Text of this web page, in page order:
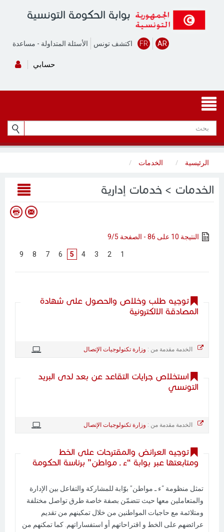
بوابة الحكومة التونسية
الأسئلة المتداولة - مساعدة اكتشف تونس FR AR
حسابي
الرئيسية الخدمات
الخدمات > خدمات إدارية
النتيجة 10 على 86 - الصفحة 9/5
1
2
3
4
5
6
7
8
9
توجيه طلب وخلاص والحصول على شهادة
المصادقة الالكترونية
الخدمة مقدمة من : وزارة تكنولوجيات الإتصال
استخلاص جرايات التقاعد عن بعد لدى البريد
التونسي
الخدمة مقدمة من : وزارة تكنولوجيات الإتصال
توجيه العرائض والمقترحات على الخط
ومتابعتها عبر بوابة “ء ـ مواطن” برئاسة الحكومة
تمثل منظومة “ء ـ مواطن” بوّابة للمشاركة والتفاعل بين الإدارة
والمتعاملين معها حيث تتضمّن بصفة خاصة طرق تواصل مختلفة
ومتلائمة مع حاجيات المواطنين من خلال تمكينهم من تقديم
عرائضهم على الخط و اقتراحاتهم أو استفساراتهم. كما تمكنهم من